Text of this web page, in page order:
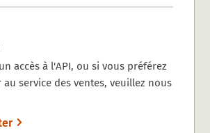
accès à l'API, ou si vous préférez
au service des ventes, veuillez nous